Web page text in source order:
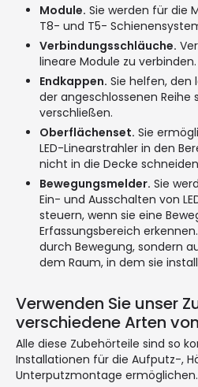
Module. Sie werden für die
T8- und T5-
Verbindungsschläuche.
lineare Module zu verbinden.
Endkappen. Sie helfen, den
der angeschlossenen Reihe
verschließen.
Oberflächenset. Sie
LED-Linearstrahler in den
nicht in die Decke
Bewegungsmelder. Sie
Ein- und Ausschalten von
steuern, wenn sie eine
Erfassungsbereich
durch Bewegung, sondern
dem Raum, in dem sie
Verwenden Sie unser
verschiedene Arten
Alle diese Zubehörteile sind so
Installationen für die Aufputz-,
Unterputzmontage ermöglichen.